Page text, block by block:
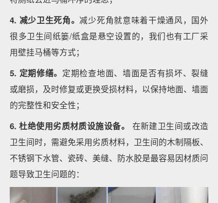
4. 减少卫生死角。 减少死角就意味着干燥通风，国外
很多卫生间纸篓/纸盒是悬空设置的，我们也有工厂采
用壁挂马桶等方式；
5. 定期修缮。 定期检查地面、墙面是否有损坏、裂缝
或磨损，及时修复或更换受损材料，以保持地面、墙面
的完整性和安全性；
6. 杜绝使用劣质材质设施设备。
在新建卫生间或改造
卫生间时，需避免采用劣质材料，卫生间的木制隔板、
不锈钢下水管、瓷砖、美缝、防水胶是最容易因材质问
题导致卫生问题的：